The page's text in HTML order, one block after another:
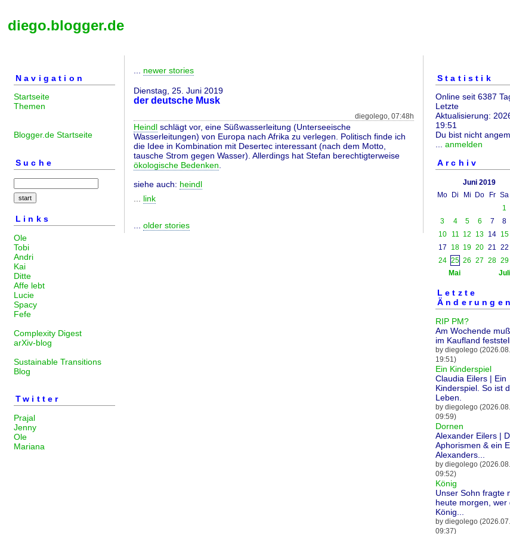
diego.blogger.de
Navigation
Startseite
Themen
Blogger.de Startseite
Suche
Links
Ole
Tobi
Andri
Kai
Ditte
Affe lebt
Lucie
Spacy
Fefe
Complexity Digest
arXiv-blog
Sustainable Transitions
Blog
Twitter
Prajal
Jenny
Ole
Mariana
newer stories
Dienstag, 25. Juni 2019
der deutsche Musk
diegolego, 07:48h
Heindl schlägt vor, eine Süßwasserleitung (Unterseeische
Wasserleitungen) von Europa nach Afrika zu verlegen. Politisch finde ich
die Idee in Kombination mit Desertec interessant (nach dem Motto,
tausche Strom gegen Wasser). Allerdings hat Stefan berechtigterweise
ökologische Bedenken
siehe auch: heindl
link
older stories
Statistik
Online seit 6387
Letzte
Aktualisierung:
19:51
Du bist nicht
... anmelden
Archiv
Juni 2019
Mo
Di Mi Do Fr Sa
1
3
4 5 6 7 8
10
11 12 13 14 15
17
18 19 20 21 22
24 25 26 27 28 29
Mai
Juli
Letzte
Änderungen
RIP PM?
Am Wochende
im Kaufland
by diegolego
19:51)
Ein Kinderspiel
Claudia Eilers | Ein
Kinderspiel. So ist
Leben.
by diegolego
09:59)
Dornen
Alexander Eilers |
Aphorismen & ein
Alexanders...
by diegolego
09:52)
König
Unser Sohn fragte
heute morgen, wer
König...
by diegolego
09:37)